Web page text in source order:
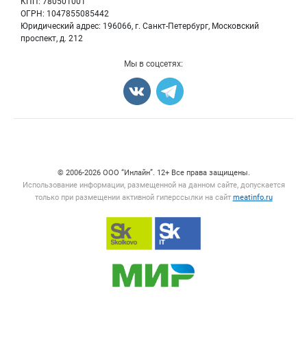
ОГРН: 1047855085442
Юридический адрес: 196066, г. Санкт-Петербург, Московский
проспект, д. 212
Вакансии
Мы в соцсетях:
© 2006‑2026 ООО “Инлайн”. 12+ Все права защищены.
Использование информации, размещенной на данном сайте, допускается
только при размещении активной гиперссылки на сайт meatinfo.ru